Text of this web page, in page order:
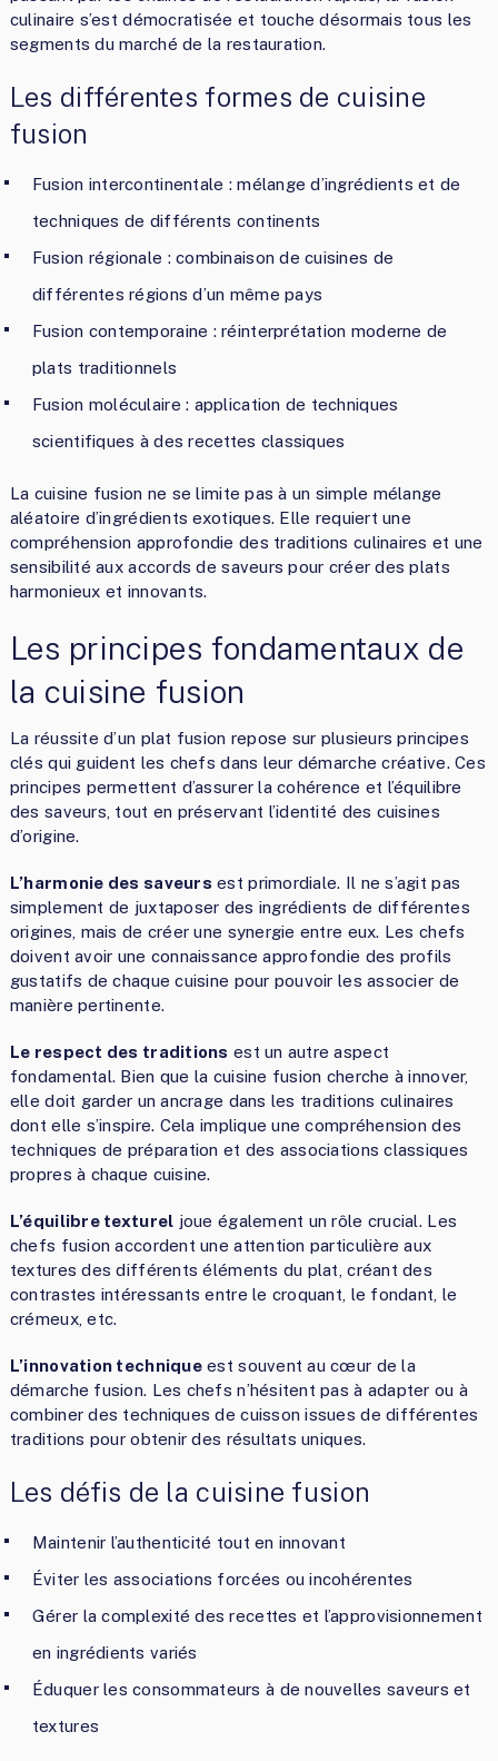
culinaire s’est démocratisée et touche désormais tous les
segments du marché de la restauration.
Les différentes formes de cuisine
fusion
Fusion intercontinentale : mélange d’ingrédients et de
techniques de différents continents
Fusion régionale : combinaison de cuisines de
différentes régions d’un même pays
Fusion contemporaine : réinterprétation moderne de
plats traditionnels
Fusion moléculaire : application de techniques
scientifiques à des recettes classiques
La cuisine fusion ne se limite pas à un simple mélange
aléatoire d’ingrédients exotiques. Elle requiert une
compréhension approfondie des traditions culinaires et une
sensibilité aux accords de saveurs pour créer des plats
harmonieux et innovants.
Les principes fondamentaux de
la cuisine fusion
La réussite d’un plat fusion repose sur plusieurs principes
clés qui guident les chefs dans leur démarche créative. Ces
principes permettent d’assurer la cohérence et l’équilibre
des saveurs, tout en préservant l’identité des cuisines
d’origine.
L’harmonie des saveurs est primordiale. Il ne s’agit pas
simplement de juxtaposer des ingrédients de différentes
origines, mais de créer une synergie entre eux. Les chefs
doivent avoir une connaissance approfondie des profils
gustatifs de chaque cuisine pour pouvoir les associer de
manière pertinente.
Le respect des traditions est un autre aspect
fondamental. Bien que la cuisine fusion cherche à innover,
elle doit garder un ancrage dans les traditions culinaires
dont elle s’inspire. Cela implique une compréhension des
techniques de préparation et des associations classiques
propres à chaque cuisine.
L’équilibre texturel joue également un rôle crucial. Les
chefs fusion accordent une attention particulière aux
textures des différents éléments du plat, créant des
contrastes intéressants entre le croquant, le fondant, le
crémeux, etc.
L’innovation techniqueest souvent au cœur de la
démarche fusion. Les chefs n’hésitent pas à adapter ou à
combiner des techniques de cuisson issues de différentes
traditions pour obtenir des résultats uniques.
Les défis de la cuisine fusion
Maintenir l’authenticité tout en innovant
Éviter les associations forcées ou incohérentes
Gérer la complexité des recettes et l’approvisionnement
en ingrédients variés
Éduquer les consommateurs à de nouvelles saveurs et
textures